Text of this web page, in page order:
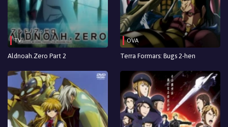
TV
Aldnoah.Zero Part 2
OVA
Terra Formars: Bugs 2-hen